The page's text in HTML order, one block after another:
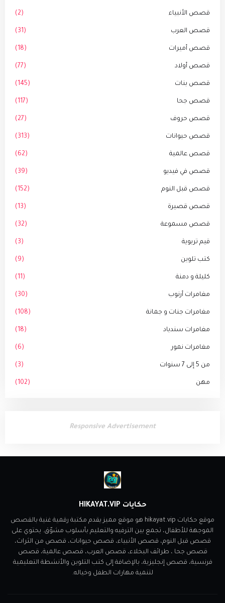
قصص الأنبياء (2)
قصص العرب (31)
قصص أميرات (18)
قصص أولاد (77)
قصص بنات (145)
قصص جحا (117)
قصص حروف (27)
قصص حيوانات (313)
قصص عالمية (62)
قصص في فيديو (39)
قصص قبل النوم (152)
قصص قصيرة (13)
قصص مسموعة (32)
قيم تربوية (3)
كتب تلوين (9)
كليلة و دمنة (11)
مغامرات أرنوب (30)
مغامرات جنات و جمانة (108)
مغامرات سندباد (18)
مغامرات نمور (6)
من 5 إلى 7 سنوات (3)
مهن (102)
Responsive Advertisement
حكايات HIKAYAT.VIP
موقع حكايات hikayat.vip هو موقع مميز يقدم مكتبة رقمية غنية بالقصص
الموجهة للأطفال، تجمع بين الترفيه والتعليم بأسلوب مشوّق. يحتوي على
قصص قبل النوم، قصص الأنبياء، قصص حيوانات، قصص من الثراث،
قصص جحا ، طرائف البخلاء، قصص العرب، قصص عالمية، قصص
فرنسية، قصص إنجليزية، بالإضافة إلى كتب التلوين والأنشطة التعليمية
لتنمية مهارات الطفل وخياله.